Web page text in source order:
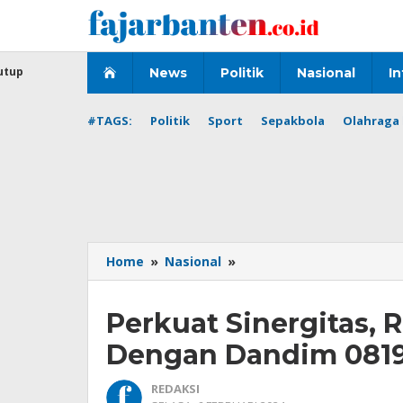
News Politik Nasional
#TAGS: Politik Sport Sepakbola
Home » Nasional »
Sinergitas,
Bangil
Teken
Mou
Perkuat Sinergitas,
Dengan Dandim
REDAKSI